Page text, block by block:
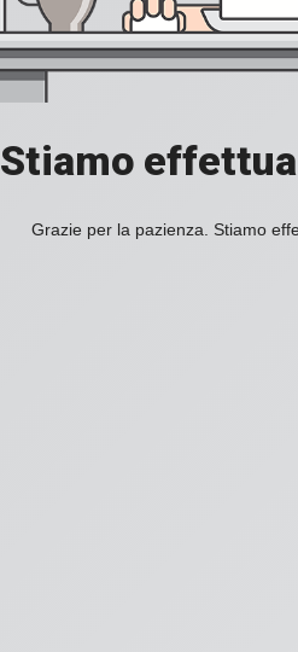
Stiamo
Grazie per la pazienza. Stiamo